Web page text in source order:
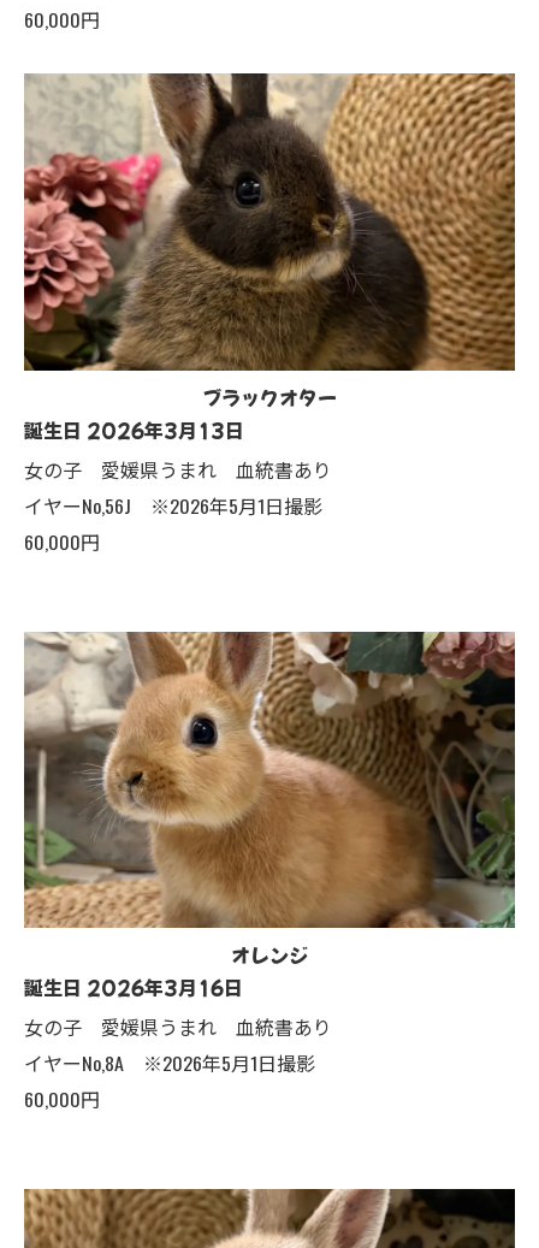
60,000円
ブラックオター
誕生日 2026年3月13日
女の子 愛媛県うまれ 血統書あり
イヤーNo,56J ※2026年5月1日撮影
60,000円
オレンジ
誕生日 2026年3月16日
女の子 愛媛県うまれ 血統書あり
イヤーNo,8A ※2026年5月1日撮影
60,000円